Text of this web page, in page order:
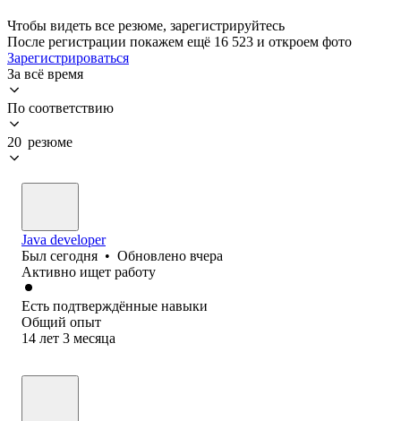
Чтобы видеть все резюме, зарегистрируйтесь
После регистрации покажем ещё 16 523 и откроем фото
Зарегистрироваться
За всё время
По соответствию
20 резюме
Java developer
Был сегодня • Обновлено вчера
Активно ищет работу
Есть подтверждённые навыки
Общий опыт
14 лет 3 месяца